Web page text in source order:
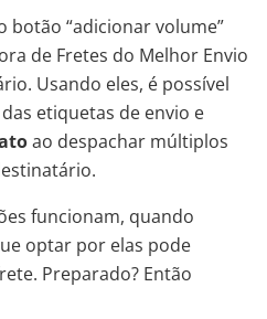
botão “adicionar volume”
de Fretes do Melhor Envio
Usando eles, é possível
etiquetas de envio e
ao despachar múltiplos
funcionam, quando
optar por elas pode
Preparado? Então